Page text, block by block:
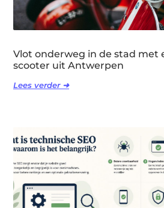
Vlot onderweg in de stad met
scooter uit Antwerpen
Lees verder ➜